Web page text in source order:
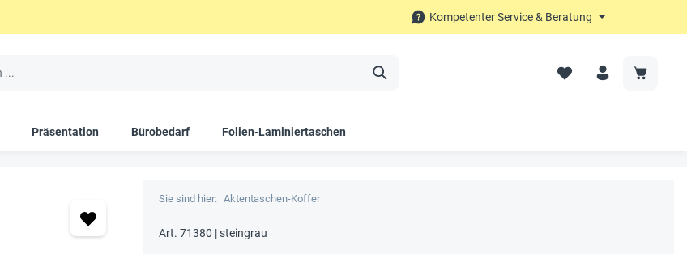
Kompetenter Service & Beratung
Präsentation Bürobedarf Folien-Laminiertaschen
Sie sind hier: Aktentaschen-Koffer
Art. 71380 | steingrau